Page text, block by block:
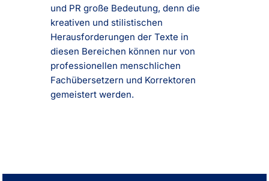
und PR große Bedeutung, denn die
kreativen und stilistischen
Herausforderungen der Texte in
diesen Bereichen können nur von
professionellen menschlichen
Fachübersetzern und Korrektoren
gemeistert werden.